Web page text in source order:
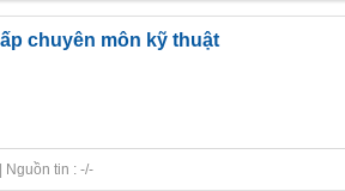
chuyên môn kỹ thuật
Nguồn tin : -/-